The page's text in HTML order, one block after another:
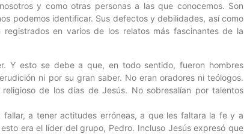
y como otras personas a las que conocemos. Son
podemos identificar. Sus defectos y debilidades, así como
en varios de los relatos más fascinantes de la
Y esto se debe a que, en todo sentido, fueron hombres
ni por su gran saber. No eran oradores ni teólogos.
de los días de Jesús. No sobresalían por talentos
a tener actitudes erróneas, a que les faltara la fe y a
era el líder del grupo, Pedro. Incluso Jesús expresó que